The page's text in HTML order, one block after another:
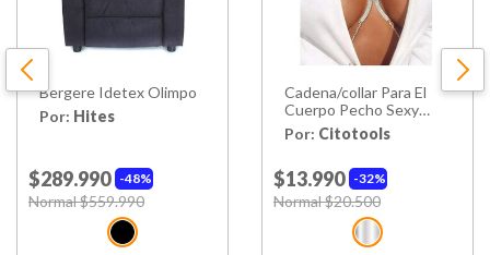
Ancho Cuerpo 1
Profundidad
Cuerpo 1
Ancho Cuerpo 3
Bergere Idetex Olimpo
Por: Hites
48%
$289.990
Price reduced from
Normal $559.990
Cadena/collar Para El
Cuerpo Pecho Sexy
Diva Fiesta
Por: Citotools
32%
$13.990
Price reduced from
Normal $20.500